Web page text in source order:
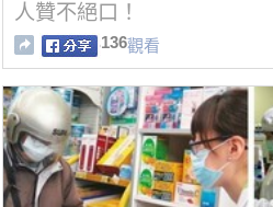
人贊不絕口！
136觀看